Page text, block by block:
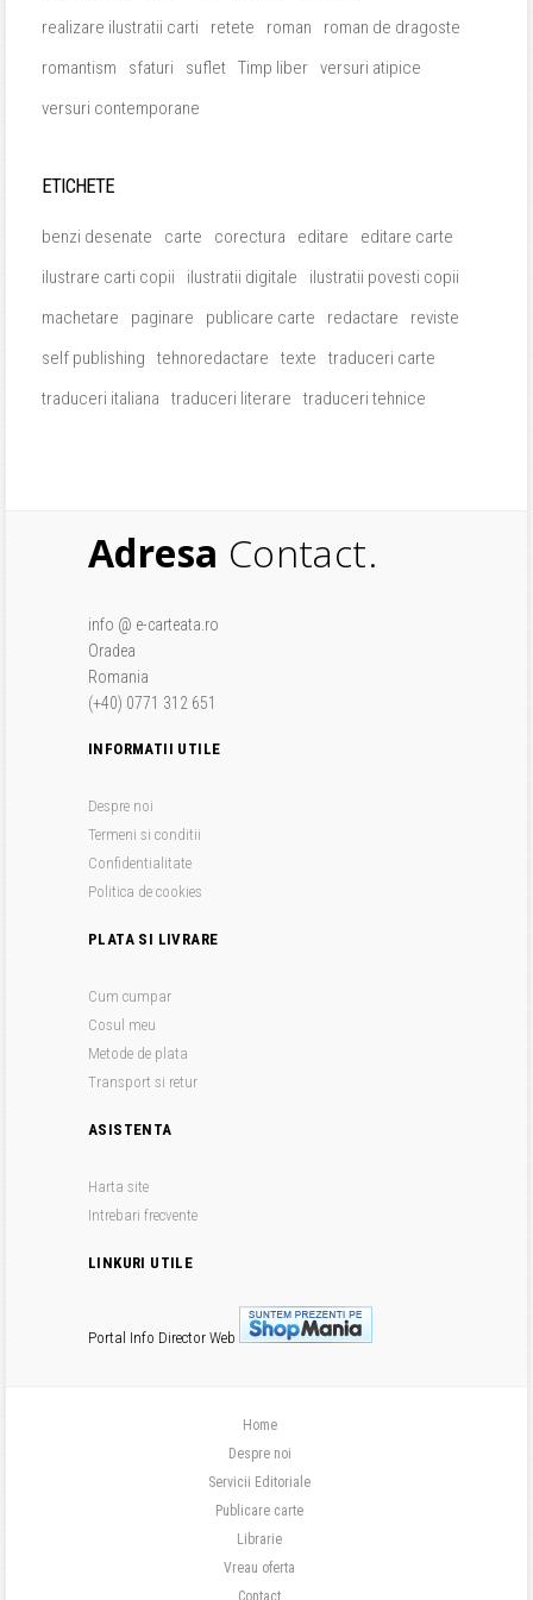
realizare ilustratii carti
retete roman
roman de dragoste
romantism
sfaturi suflet Timp liber versuri atipice
versuri contemporane
ETICHETE
benzi desenate carte corectura editare
editare carte
ilustrare carti copii
ilustratii digitale
ilustratii povesti copii
machetare
paginare publicare carte redactare
reviste
self publishing
tehnoredactare texte
traduceri carte
traduceri italiana
traduceri literare traduceri tehnice
Adresa Contact.
info @ e-carteata.ro
Oradea
Romania
(+40) 0771 312 651
INFORMATII UTILE
Despre noi
Termeni si conditii
Confidentialitate
Politica de cookies
PLATA SI LIVRARE
Cum cumpar
Cosul meu
Metode de plata
Transport si retur
ASISTENTA
Harta site
Intrebari frecvente
LINKURI UTILE
Portal Info Director Web
Home
Despre noi
Servicii Editoriale
Publicare carte
Librarie
Vreau oferta